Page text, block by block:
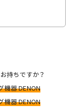
持ちですか？
機器 DENON
機器 DENON